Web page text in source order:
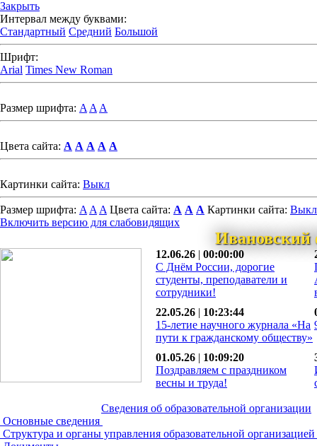
Закрыть
Интервал между буквами:
Стандартный Средний Большой
Шрифт:
Arial Times New Roman
Размер шрифта: A A A
Цвета сайта: A A A A A
Картинки сайта: Выкл
Размер шрифта: A A A Цвета сайта: A A A Картинки сайта: Выкл
Включить версию для слабовидящих
12.06.26 | 00:00:00
С Днём России, дорогие
студенты, преподаватели и
сотрудники!
22.05.26 | 10:23:44
15-летие научного журнала «На
пути к гражданскому обществу»
01.05.26 | 10:09:20
Поздравляем с праздником
весны и труда!
Сведения об образовательной организации
Основные сведения
Структура и органы управления образовательной организацией